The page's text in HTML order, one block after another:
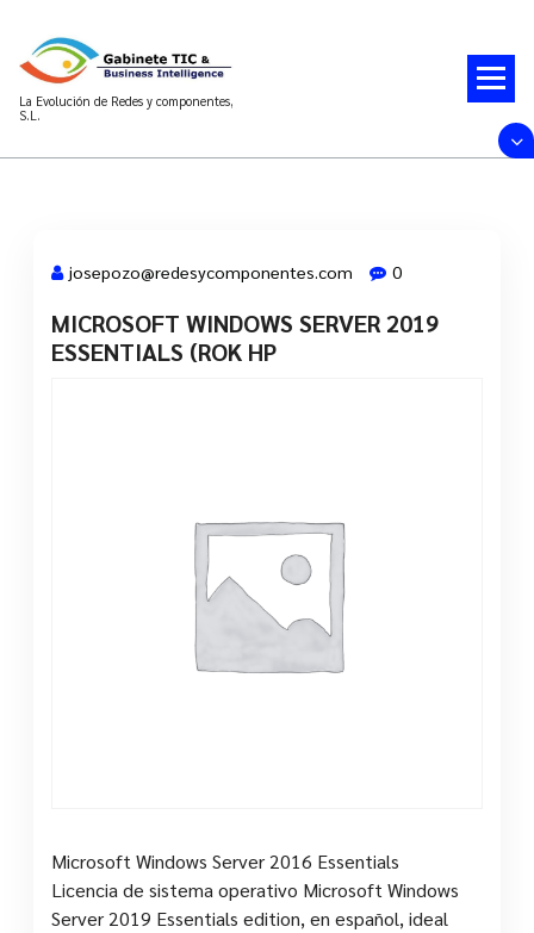
contenido
La Evolución de Redes y componentes,
S.L.
28 Mar, 2022
josepozo@redesycomponentes.com 0
MICROSOFT WINDOWS SERVER 2019
ESSENTIALS (ROK HP
Microsoft Windows Server 2016 Essentials
Licencia de sistema operativo Microsoft Windows
Server 2019 Essentials edition, en español, ideal